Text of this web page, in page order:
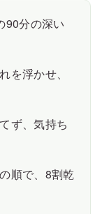
90分の深い
を浮かせ、
ず、気持ち
順で、8割乾